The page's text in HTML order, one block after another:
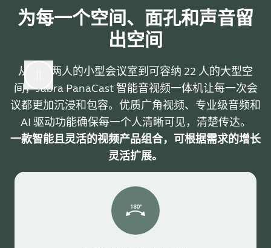
为每一个空间、面孔和声音留
出空间
从适合两人的小型会议室到可容纳 22 人的大型空
间，Jabra PanaCast 智能音视频一体机让每一次会
议都更加沉浸和包容。优质广角视频、专业级音频和
AI 驱动功能确保每一个人清晰可见，清楚传达。
一款智能且灵活的视频产品组合，可根据需求的增长
灵活扩展。